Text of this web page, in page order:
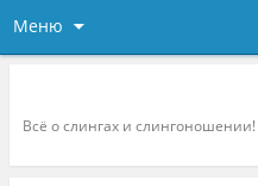
Меню
Всё о слингах и слингоношении!